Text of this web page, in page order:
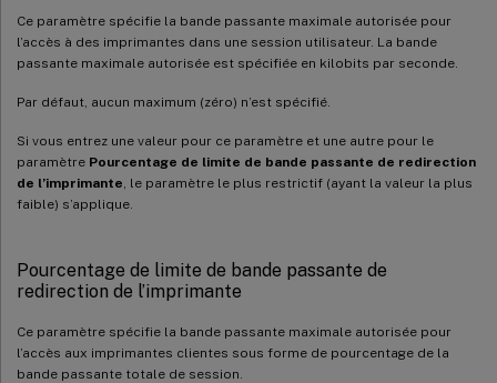
Ce paramètre spécifie la bande passante maximale autorisée pour
l’accès à des imprimantes dans une session utilisateur. La bande
passante maximale autorisée est spécifiée en kilobits par seconde.
Par défaut, aucun maximum (zéro) n’est spécifié.
Si vous entrez une valeur pour ce paramètre et une autre pour le
paramètre Pourcentage de limite de bande passante de redirection
de l’imprimante , le paramètre le plus restrictif (ayant la valeur la plus
faible) s’applique.
Pourcentage de limite de bande passante de
redirection de l’imprimante
Ce paramètre spécifie la bande passante maximale autorisée pour
l’accès aux imprimantes clientes sous forme de pourcentage de la
bande passante totale de session.